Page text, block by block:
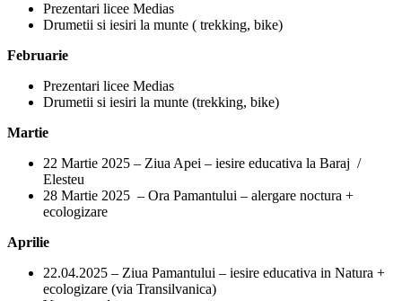
Prezentari licee Medias
Drumetii si iesiri la munte ( trekking, bike)
Februarie
Prezentari licee Medias
Drumetii si iesiri la munte (trekking, bike)
Martie
22 Martie 2025 – Ziua Apei – iesire educativa la Baraj /
Elesteu
28 Martie 2025 – Ora Pamantului – alergare noctura +
ecologizare
Aprilie
22.04.2025 – Ziua Pamantului – iesire educativa in Natura +
ecologizare (via Transilvanica)